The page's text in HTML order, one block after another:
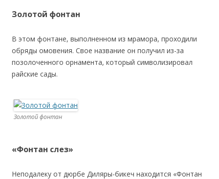
Золотой фонтан
В этом фонтане, выполненном из мрамора, проходили
обряды омовения. Свое название он получил из-за
позолоченного орнамента, который символизировал
райские сады.
Золотой фонтан
«Фонтан слез»
Неподалеку от дюрбе Диляры-бикеч находится «Фонтан